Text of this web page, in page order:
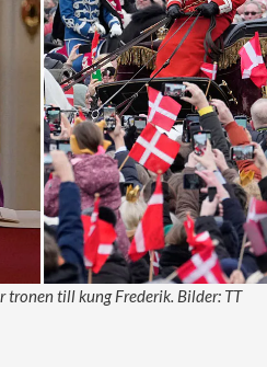
till kung Frederik. Bilder: TT